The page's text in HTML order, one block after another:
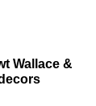
Wallace &